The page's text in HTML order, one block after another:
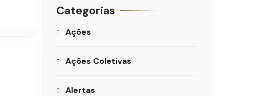
Categorias
Ações
Ações Coletivas
Alertas